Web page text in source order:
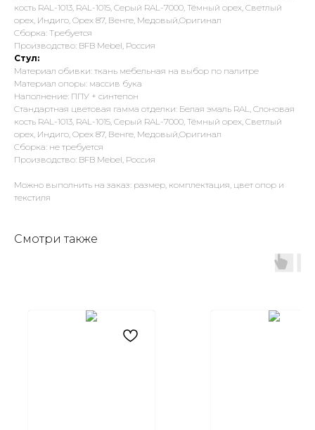
кость RAL-1013, RAL-1015, Серый RAL-7000, Тёмный орех, Светлый
орех, Индиго, Орех 87, Венге, Медовый,Оригинал
Сборка: Требуется
Производство: BFB Mebel, Россия
Стул:
Материал обивки: ткань мебельная на выбор по палитре
Материал опоры: массив бука
Наполнение: ППУ + синтепон
Стандартная цветовая гамма отделки: Белая эмаль RAL, Слоновая
кость RAL-1013, RAL-1015, Серый RAL-7000, Тёмный орех, Светлый
орех, Индиго, Орех 87, Венге, Медовый,Оригинал
Сборка: не требуется
Производство: BFB Mebel, Россия
Можно выполнить на заказ: размер, комплектация, цвет опор и
текстиля
Смотри также